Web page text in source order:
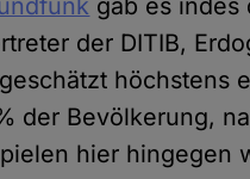
gab es indes
der DITIB,
höchstens
der Bevölkerung,
hier hingegen